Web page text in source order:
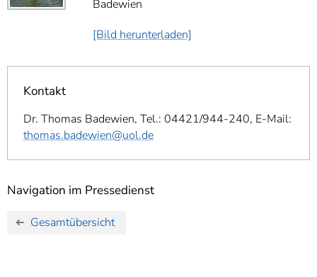
Badewien
[Bild herunterladen]
Kontakt
Dr. Thomas Badewien, Tel.: 04421/944-240, E-Mail:
thomas.badewien@uol.de
Navigation im Pressedienst
Gesamtübersicht